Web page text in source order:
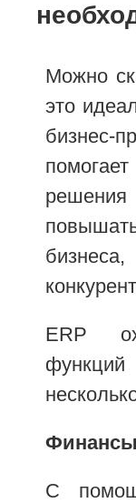
Можно
это
ERP
Финансы
С